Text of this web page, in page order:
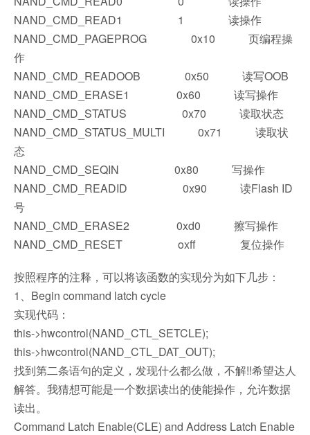
NAND_CMD_READ1 1 读操作
NAND_CMD_PAGEPROG 0x10 页编程操
作
NAND_CMD_READOOB 0x50 读写OOB
NAND_CMD_ERASE1 0x60 读写操作
NAND_CMD_STATUS 0x70 读取状态
NAND_CMD_STATUS_MULTI 0x71 读取状
态
NAND_CMD_SEQIN 0x80 写操作
NAND_CMD_READID 0x90 读Flash ID
号
NAND_CMD_ERASE2 0xd0 擦写操作
NAND_CMD_RESET oxff 复位操作
按照程序的注释，可以将该函数的实现分为如下几步：
1、Begin command latch cycle
实现代码：
this->hwcontrol(NAND_CTL_SETCLE);
this->hwcontrol(NAND_CTL_DAT_OUT);
找到第二条语句的定义，发现什么都么做，不解!!希望达人
解答。我猜想可能是一个数据读出的使能操作，允许数据
读出。
Command Latch Enable(CLE) and Address Latch Enable